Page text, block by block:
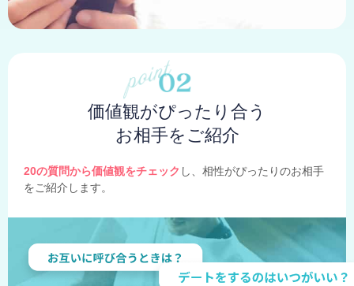
価値観がぴったり合う
お相手をご紹介
20の質問から価値観をチェック し、相性がぴったりのお相手
をご紹介します。